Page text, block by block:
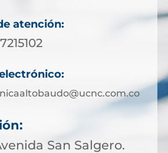
atención:
San Salgero.